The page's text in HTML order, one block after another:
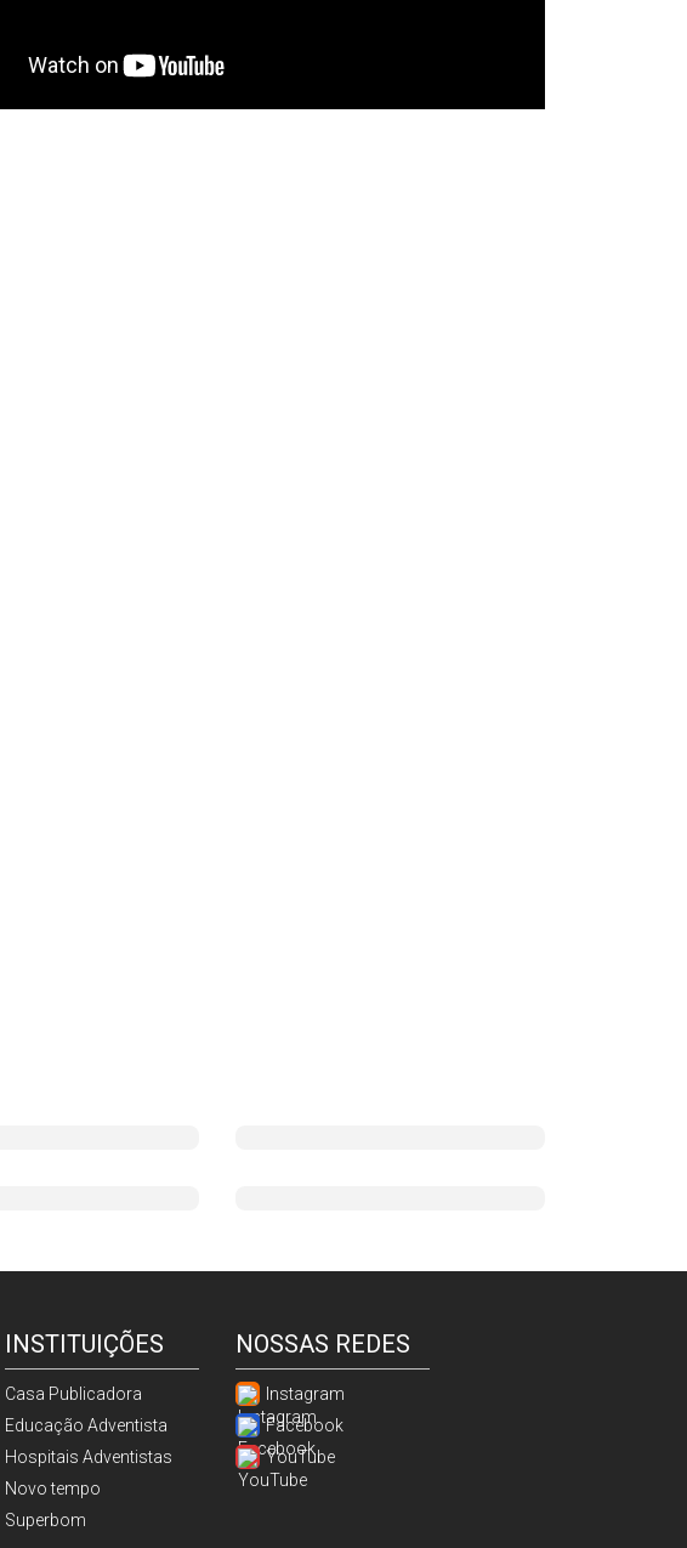
INSTITUIÇÕES
Casa Publicadora
Educação Adventista
Hospitais Adventistas
Novo tempo
Superbom
NOSSAS REDES
Instagram
Facebook
YouTube